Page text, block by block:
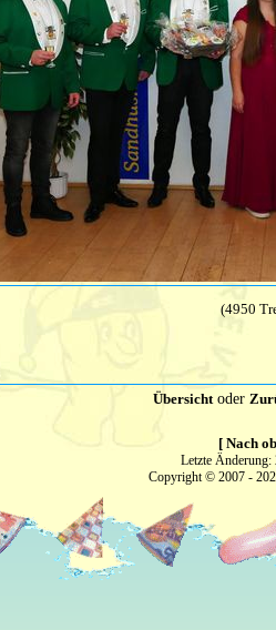
(4950
Übersichtoder
[ Nach
Letzte
Copyright © 2007 -